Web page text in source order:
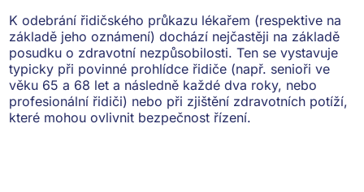
K odebrání řidičského průkazu lékařem (respektive na
základě jeho oznámení) dochází nejčastěji na základě
posudku o zdravotní nezpůsobilosti. Ten se vystavuje
typicky při povinné prohlídce řidiče (např. senioři ve
věku 65 a 68 let a následně každé dva roky, nebo
profesionální řidiči) nebo při zjištění zdravotních potíží,
které mohou ovlivnit bezpečnost řízení.